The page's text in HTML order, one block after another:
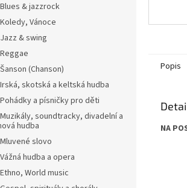
& jazzrock
Vánoce
& swing
(Chanson)
Irská, skotská a keltská hudba
Pohádky a písničky pro děti
Muzikály, soundtracky, divadelní a
hudba
slovo
hudba a opera
World music
Popis
NA